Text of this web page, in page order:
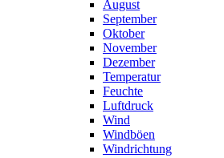
August
September
Oktober
November
Dezember
Temperatur
Feuchte
Luftdruck
Wind
Windböen
Windrichtung